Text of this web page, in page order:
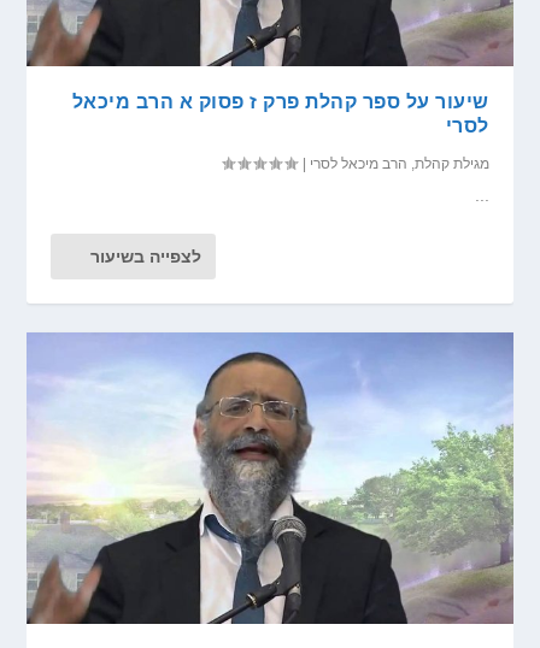
שיעור על ספר קהלת פרק ז פסוק א הרב מיכאל
לסרי
מגילת קהלת, הרב מיכאל לסרי |
...
לצפייה בשיעור